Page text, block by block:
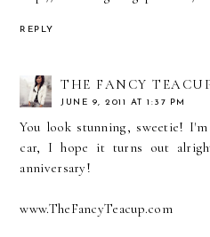
REPLY
THE FANCY
JUNE 9, 2011 AT 1:37 PM
You look stunning, sweetie!
car, I hope it turns out
anniversary!
www.TheFancyTeacup.com